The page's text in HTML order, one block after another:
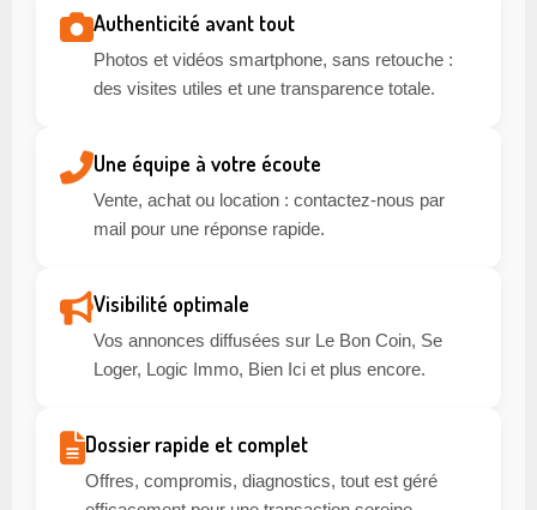
Authenticité avant tout
Photos et vidéos smartphone, sans retouche :
des visites utiles et une transparence totale.
Une équipe à votre écoute
Vente, achat ou location : contactez-nous par
mail pour une réponse rapide.
Visibilité optimale
Vos annonces diffusées sur Le Bon Coin, Se
Loger, Logic Immo, Bien Ici et plus encore.
Dossier rapide et complet
Offres, compromis, diagnostics, tout est géré